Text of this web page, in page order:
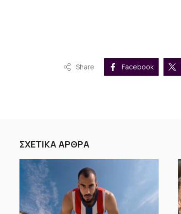
Share Facebook
ΣΧΕΤΙΚΑ ΑΡΘΡΑ